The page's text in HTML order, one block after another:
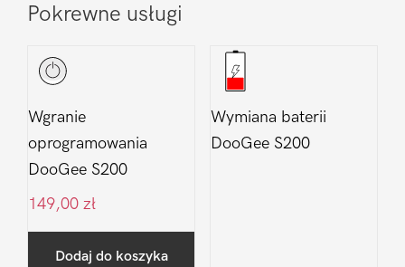
Pokrewne usługi
Wgranie
oprogramowania
DooGee S200
149,00 zł
Dodaj do koszyka
Wymiana baterii
DooGee S200